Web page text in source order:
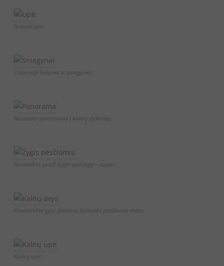
Srauni upė.
Tolumoje ledynai ir sniegynai.
Nuostabi panorama į kalnų dykumą.
Nuotaikos prieš žygio pabaigą – super.
Vieninteliai gyvi padarai kelionės pėsčiomis metu.
Kalnų upė.